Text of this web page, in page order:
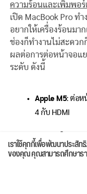
ความร้อนและเพิ่มพอร์
เปิด MacBook Pro ท
อยากให้เครื่องร้อนมา
ช่องก็ทำงานไม่สะดว
ผลต่อการต่อหน้าจอแ
ระดับ ดังนี้
Apple M5: ต่อห
4 กับ HDMI
2 จอ คว
1 จอ คว
:
เราใช้คุกกี้เพื่อพัฒนาประสิท
ของคุณ คุณสามารถศึกษาร